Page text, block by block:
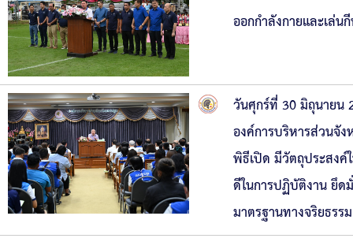
ออกกำลังกายและเล่
วันศุกร์ที่ 30 มิถุนายน
องค์การบริหารส่วนจั
พิธีเปิด มีวัตถุประสงค์
ดีในการปฏิบัติงาน ยึด
มาตรฐานทางจริยธรรม